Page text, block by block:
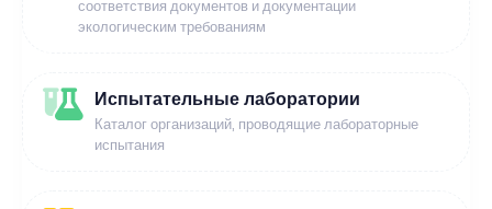
соответствия документов и документации
экологическим требованиям
Испытательные лаборатории
Каталог организаций, проводящие лабораторные
испытания